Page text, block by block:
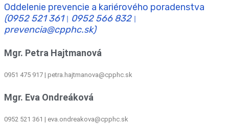
Oddelenie prevencie a kariérového poradenstva
(0952 521 361
0952 566 832
prevencia@cpphc.sk)
Mgr. Petra Hajtmanová
0951 475 917 | petra.hajtmanova@cpphc.sk
Mgr. Eva Ondreáková
0952 521 361 | eva.ondreakova@cpphc.sk